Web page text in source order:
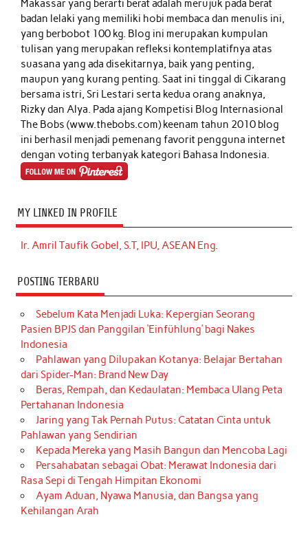
Makassar yang berarti berat adalah merujuk pada berat
badan lelaki yang memiliki hobi membaca dan menulis ini,
yang berbobot 100 kg. Blog ini merupakan kumpulan
tulisan yang merupakan refleksi kontemplatifnya atas
suasana yang ada disekitarnya, baik yang penting,
maupun yang kurang penting. Saat ini tinggal di Cikarang
bersama istri, Sri Lestari serta kedua orang anaknya,
Rizky dan Alya. Pada ajang Kompetisi Blog Internasional
The Bobs (www.thebobs.com) keenam tahun 2010 blog
ini berhasil menjadi pemenang favorit pengguna internet
dengan voting terbanyak kategori Bahasa Indonesia.
MY LINKED IN PROFILE
Ir. Amril Taufik Gobel, S.T, IPU, ASEAN Eng.
POSTING TERBARU
Sebelum Kata Menjadi Luka: Kepergian Seorang
Pasien BPJS dan Panggilan ‘Einfühlung’ bagi Nakes
Indonesia
Pahlawan yang Dilupakan Kotanya: Belajar Bertahan
dari Spider-Man: Brand New Day
Beras, Rempah, dan Kedaulatan: Membaca Ulang Peta
Pertahanan Indonesia
Jaring yang Tak Pernah Putus: Catatan Cinta untuk
Pahlawan yang Sendirian
Kepada Mereka yang Masih Bangun dan Mencoba Lagi
Persahabatan sebagai Obat: Merawat Indonesia dari
Rasa Sepi di Tengah Himpitan Ekonomi
Ayam Aduan, Nyawa Manusia, dan Bangsa yang
Kehilangan Arah